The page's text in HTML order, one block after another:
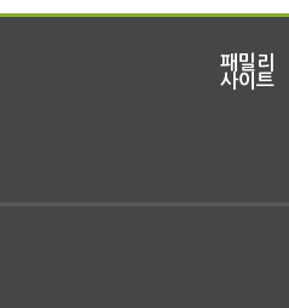
패밀리
사이트